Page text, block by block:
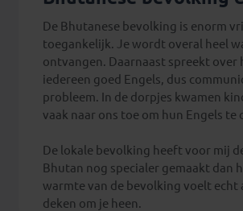
De Bhutanese bevolking is enorm
toegankelijk. Je wordt overal heel
ontvangen. Daarnaast spreekt over
iedereen goed Engels, dus
probleem. In de dorpjes kwamen
vaak naar ons toe om hun Engels te
De lokale bevolking heeft voor mij
Bhutan nog specialer gemaakt dan
warmte van de bevolking voelt echt
deken om je heen.